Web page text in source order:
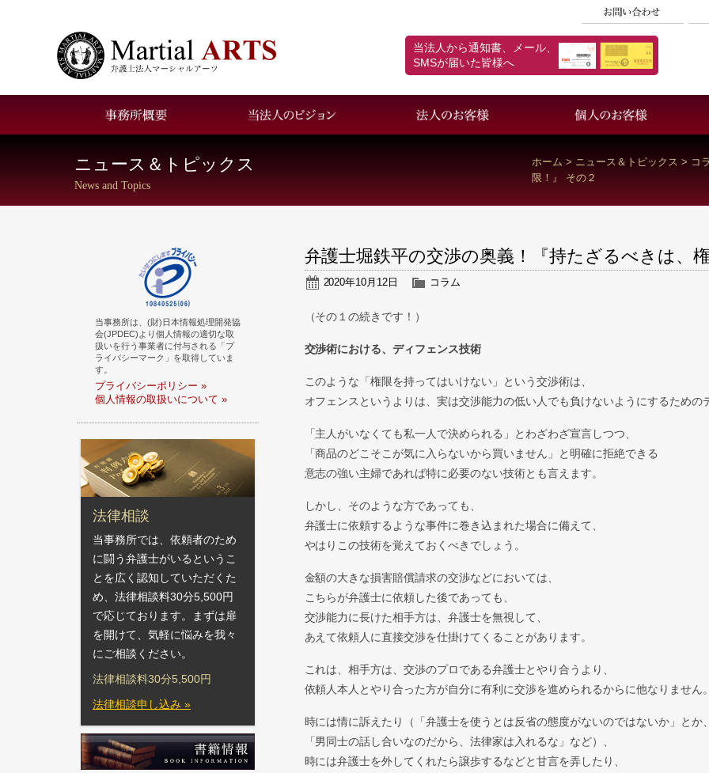
当法人から通知書、メール、
SMSが届いた皆様へ
個人情報保護方針
ニュース＆トピックス
News and Topics
ホーム > ニュース＆トピックス > コ
限！』 その２
弁護士堀鉄平の交渉の奥義！『持たざるべきは、
2020年10月12日 コラム
（その１の続きです！）
交渉術における、ディフェンス技術
このような「権限を持ってはいけない」という交渉術は、
オフェンスというよりは、実は交渉能力の低い人でも負けないようにするため
「主人がいなくても私一人で決められる」とわざわざ宣言しつつ、
「商品のどこそこが気に入らないから買いません」と明確に拒絶できる
意志の強い主婦であれば特に必要のない技術とも言えます。
しかし、そのような方であっても、
弁護士に依頼するような事件に巻き込まれた場合に備えて、
やはりこの技術を覚えておくべきでしょう。
金額の大きな損害賠償請求の交渉などにおいては、
こちらが弁護士に依頼した後であっても、
交渉能力に長けた相手方は、弁護士を無視して、
あえて依頼人に直接交渉を仕掛けてくることがあります。
これは、相手方は、交渉のプロである弁護士とやり合うより、
依頼人本人とやり合った方が自分に有利に交渉を進められるからに他なりません
時には情に訴えたり（「弁護士を使うとは反省の態度がないのではないか」とか
「男同士の話し合いなのだから、法律家は入れるな」など）、
時には弁護士を外してくれたら譲歩するなどと甘言を弄したり、
当事務所は、(財)日本情報処理開発協
会(JPDEC)より個人情報の適切な取
扱いを行う事業者に付与される「プ
ライバシーマーク」を取得していま
す。
プライバシーポリシー »
個人情報の取扱いについて »
法律相談
当事務所では、依頼者のため
に闘う弁護士がいるというこ
とを広く認知していただくた
め、法律相談料30分5,500円
で応じております。まずは扉
を開けて、気軽に悩みを我々
にご相談ください。
法律相談料30分5,500円
法律相談申し込み »